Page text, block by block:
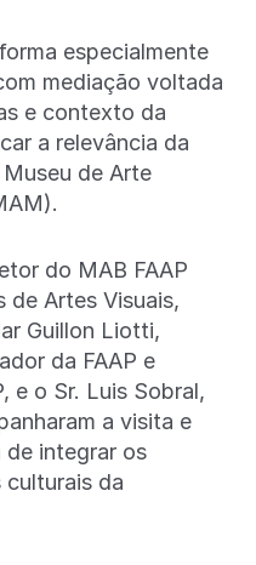
especialmente
mediação voltada
e contexto da
a relevância da
de Arte
do MAB FAAP
de Artes Visuais,
Guillon Liotti,
da FAAP e
e o Sr. Luis Sobral,
a visita e
de integrar os
da